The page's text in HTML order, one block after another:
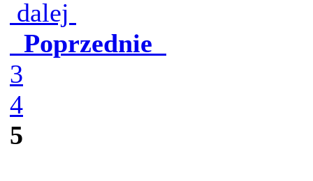
dalej
Poprzednie
3
4
5